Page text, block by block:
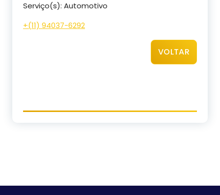
Serviço(s): Automotivo
+(11) 94037-6292
VOLTAR